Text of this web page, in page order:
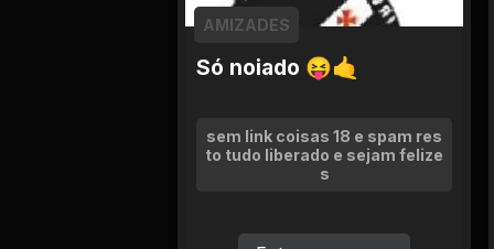
Só noiado 😝🤙
AMIZADES
sem link coisas 18 e spam res
to tudo liberado e sejam felize
s